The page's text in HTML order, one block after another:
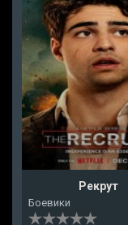
Рекрут
Боевики